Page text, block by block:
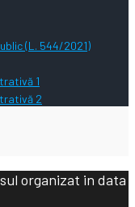
(L. 544/2021)
1
2